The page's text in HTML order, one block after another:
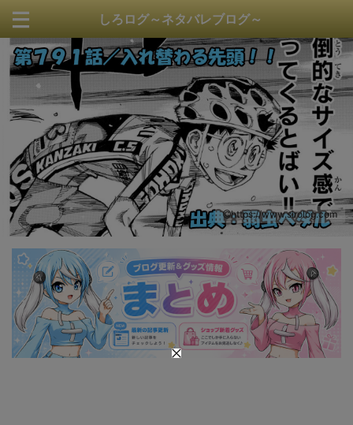
しろログ～ネタバレブログ～
https://www.sirolog.com